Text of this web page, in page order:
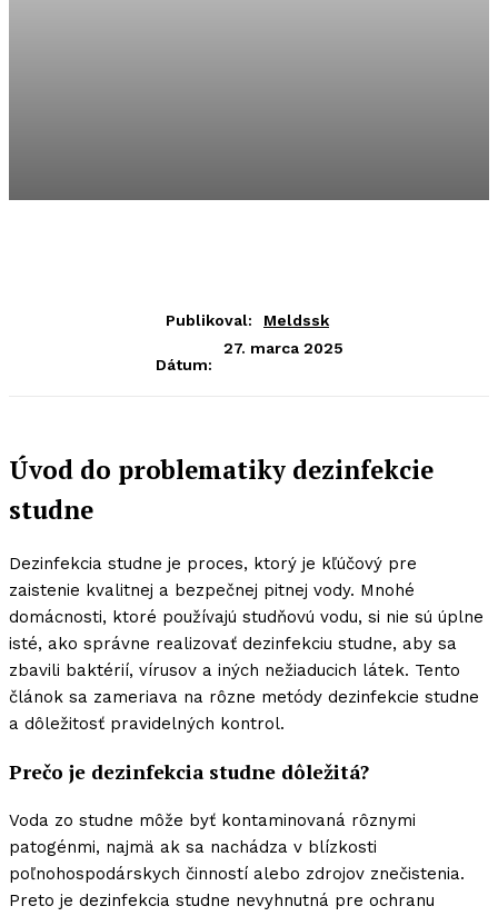
Publikoval: Meldssk
Dátum:
27. marca 2025
Úvod do problematiky dezinfekcie
studne
Dezinfekcia studne je proces, ktorý je kľúčový pre
zaistenie kvalitnej a bezpečnej pitnej vody. Mnohé
domácnosti, ktoré používajú studňovú vodu, si nie sú úplne
isté, ako správne realizovať dezinfekciu studne, aby sa
zbavili baktérií, vírusov a iných nežiaducich látek. Tento
článok sa zameriava na rôzne metódy dezinfekcie studne
a dôležitosť pravidelných kontrol.
Prečo je dezinfekcia studne dôležitá?
Voda zo studne môže byť kontaminovaná rôznymi
patogénmi, najmä ak sa nachádza v blízkosti
poľnohospodárskych činností alebo zdrojov znečistenia.
Preto je dezinfekcia studne nevyhnutná pre ochranu